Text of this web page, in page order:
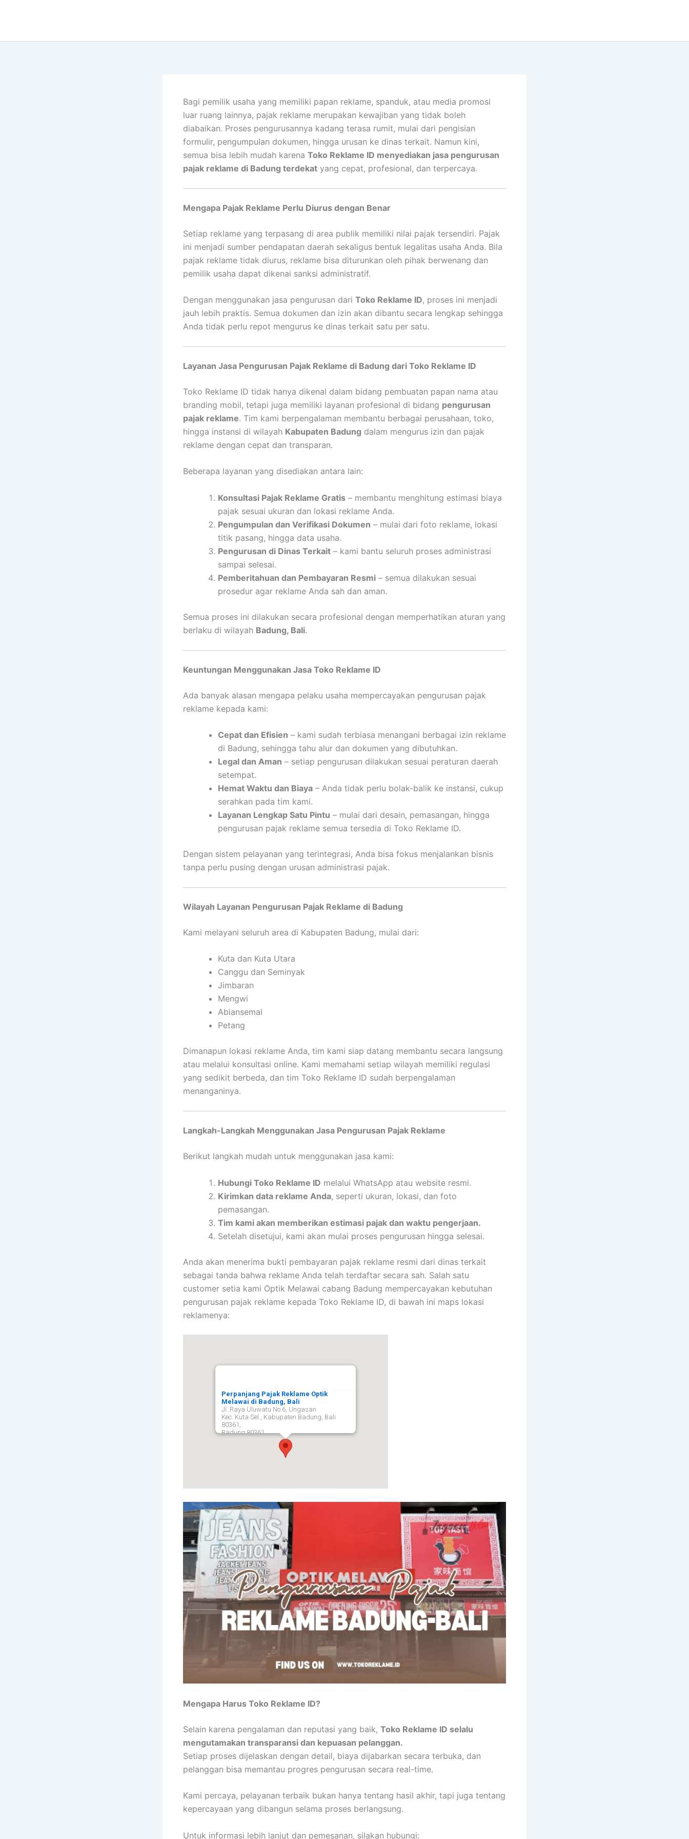
Bagi pemilik usaha yang memiliki papan reklame, spanduk, atau media promosi
luar ruang lainnya, pajak reklame merupakan kewajiban yang tidak boleh
diabaikan. Proses pengurusannya kadang terasa rumit, mulai dari pengisian
formulir, pengumpulan dokumen, hingga urusan ke dinas terkait. Namun kini,
semua bisa lebih mudah karena Toko Reklame ID menyediakan jasa pengurusan
pajak reklame di Badung terdekat yang cepat, profesional, dan terpercaya.
Mengapa Pajak Reklame Perlu Diurus dengan Benar
Setiap reklame yang terpasang di area publik memiliki nilai pajak tersendiri. Pajak
ini menjadi sumber pendapatan daerah sekaligus bentuk legalitas usaha Anda. Bila
pajak reklame tidak diurus, reklame bisa diturunkan oleh pihak berwenang dan
pemilik usaha dapat dikenai sanksi administratif.
Dengan menggunakan jasa pengurusan dari Toko Reklame ID, proses ini menjadi
jauh lebih praktis. Semua dokumen dan izin akan dibantu secara lengkap sehingga
Anda tidak perlu repot mengurus ke dinas terkait satu per satu.
Layanan Jasa Pengurusan Pajak Reklame di Badung dari Toko Reklame ID
Toko Reklame ID tidak hanya dikenal dalam bidang pembuatan papan nama atau
branding mobil, tetapi juga memiliki layanan profesional di bidang pengurusan
pajak reklame. Tim kami berpengalaman membantu berbagai perusahaan, toko,
hingga instansi di wilayah Kabupaten Badung dalam mengurus izin dan pajak
reklame dengan cepat dan transparan.
Beberapa layanan yang disediakan antara lain:
Konsultasi Pajak Reklame Gratis – membantu menghitung estimasi biaya
pajak sesuai ukuran dan lokasi reklame Anda.
Pengumpulan dan Verifikasi Dokumen – mulai dari foto reklame, lokasi
titik pasang, hingga data usaha.
Pengurusan di Dinas Terkait – kami bantu seluruh proses administrasi
sampai selesai.
Pemberitahuan dan Pembayaran Resmi – semua dilakukan sesuai
prosedur agar reklame Anda sah dan aman.
Semua proses ini dilakukan secara profesional dengan memperhatikan aturan yang
berlaku di wilayah Badung, Bali.
Keuntungan Menggunakan Jasa Toko Reklame ID
Ada banyak alasan mengapa pelaku usaha mempercayakan pengurusan pajak
reklame kepada kami:
Cepat dan Efisien – kami sudah terbiasa menangani berbagai izin reklame
di Badung, sehingga tahu alur dan dokumen yang dibutuhkan.
Legal dan Aman – setiap pengurusan dilakukan sesuai peraturan daerah
setempat.
Hemat Waktu dan Biaya – Anda tidak perlu bolak-balik ke instansi, cukup
serahkan pada tim kami.
Layanan Lengkap Satu Pintu – mulai dari desain, pemasangan, hingga
pengurusan pajak reklame semua tersedia di Toko Reklame ID.
Dengan sistem pelayanan yang terintegrasi, Anda bisa fokus menjalankan bisnis
tanpa perlu pusing dengan urusan administrasi pajak.
Wilayah Layanan Pengurusan Pajak Reklame di Badung
Kami melayani seluruh area di Kabupaten Badung, mulai dari:
Kuta dan Kuta Utara
Canggu dan Seminyak
Jimbaran
Mengwi
Abiansemal
Petang
Dimanapun lokasi reklame Anda, tim kami siap datang membantu secara langsung
atau melalui konsultasi online. Kami memahami setiap wilayah memiliki regulasi
yang sedikit berbeda, dan tim Toko Reklame ID sudah berpengalaman
menanganinya.
Langkah-Langkah Menggunakan Jasa Pengurusan Pajak Reklame
Berikut langkah mudah untuk menggunakan jasa kami:
Hubungi Toko Reklame ID melalui WhatsApp atau website resmi.
Kirimkan data reklame Anda, seperti ukuran, lokasi, dan foto
pemasangan.
Tim kami akan memberikan estimasi pajak dan waktu pengerjaan.
Setelah disetujui, kami akan mulai proses pengurusan hingga selesai.
Anda akan menerima bukti pembayaran pajak reklame resmi dari dinas terkait
sebagai tanda bahwa reklame Anda telah terdaftar secara sah. Salah satu
customer setia kami Optik Melawai cabang Badung mempercayakan kebutuhan
pengurusan pajak reklame kepada Toko Reklame ID, di bawah ini maps lokasi
reklamenya:
Perpanjang Pajak Reklame Optik
Melawai di Badung, Bali
Jl. Raya Uluwatu No.6, Ungasan
Kec. Kuta Sel., Kabupaten Badung, Bali
80361,
Badung 80361
Mengapa Harus Toko Reklame ID?
Selain karena pengalaman dan reputasi yang baik, Toko Reklame ID selalu
mengutamakan transparansi dan kepuasan pelanggan.
Setiap proses dijelaskan dengan detail, biaya dijabarkan secara terbuka, dan
pelanggan bisa memantau progres pengurusan secara real-time.
Kami percaya, pelayanan terbaik bukan hanya tentang hasil akhir, tapi juga tentang
kepercayaan yang dibangun selama proses berlangsung.
Untuk informasi lebih lanjut dan pemesanan, silakan hubungi: